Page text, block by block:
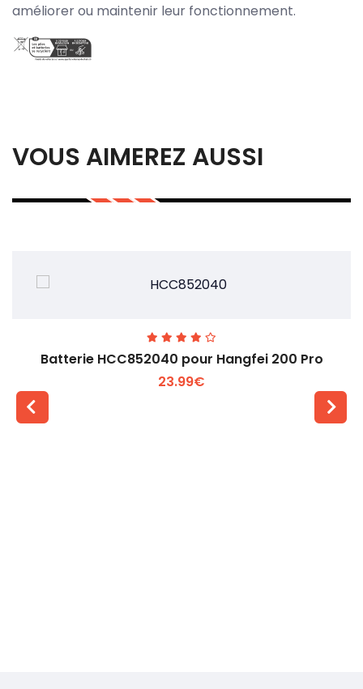
améliorer ou maintenir leur fonctionnement.
VOUS AIMEREZ AUSSI
Batterie HCC852040 pour Hangfei 200 Pro
23.99€